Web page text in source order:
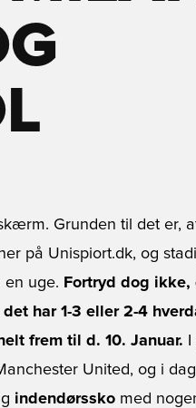
Grunden til det er,
på Unispiort.dk, og
uge. Fortryd dog
har 1-3 eller 2-4
frem til d. 10. Januar.
United, og i
indendørssko med